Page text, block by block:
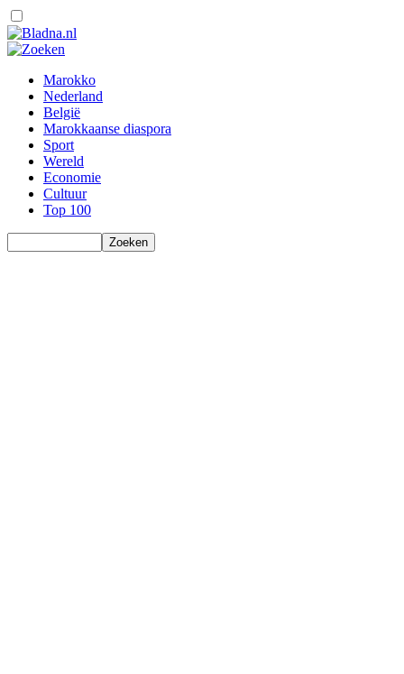
Marokko
Nederland
België
Marokkaanse diaspora
Sport
Wereld
Economie
Cultuur
Top 100